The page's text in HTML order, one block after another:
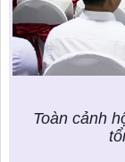
Toàn cảnh